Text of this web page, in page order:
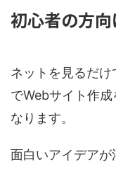
初心者の方
ネットを見るだ
でWebサイト作
なります。
面白いアイデア